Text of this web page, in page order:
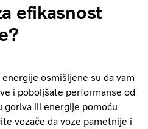
efikasnost
osmišljene su da vam
i poboljšate performanse od
goriva ili energije pomoću
vozače da voze pametnije i